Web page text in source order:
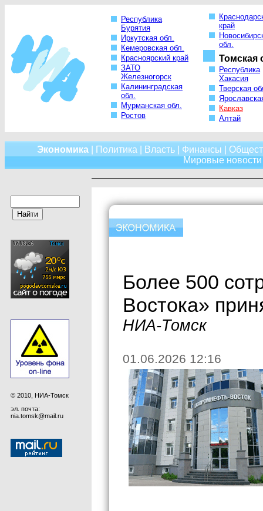
Республика
Бурятия
Иркутская обл.
Кемеровская обл.
Красноярский край
ЗАТО
Железногорск
Калининградская
обл.
Мурманская обл.
Ростов
край
обл.
Томская
Республика
Хакасия
Тверская
Кавказ
Алтай
Экономика| Политика Власть| Финансы
Мировые новости
© 2010, НИА-Томск
эл. почта:
nia.tomsk@mail.ru
Более 500
Востока»
НИА-Томск
01.06.2026 12:16